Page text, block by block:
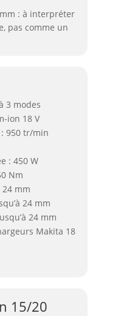
: à interpréter
pas comme un
3 modes
ion 18 V
950 tr/min
: 450 W
Nm
mm
24 mm
24 mm
Makita 18
15/20